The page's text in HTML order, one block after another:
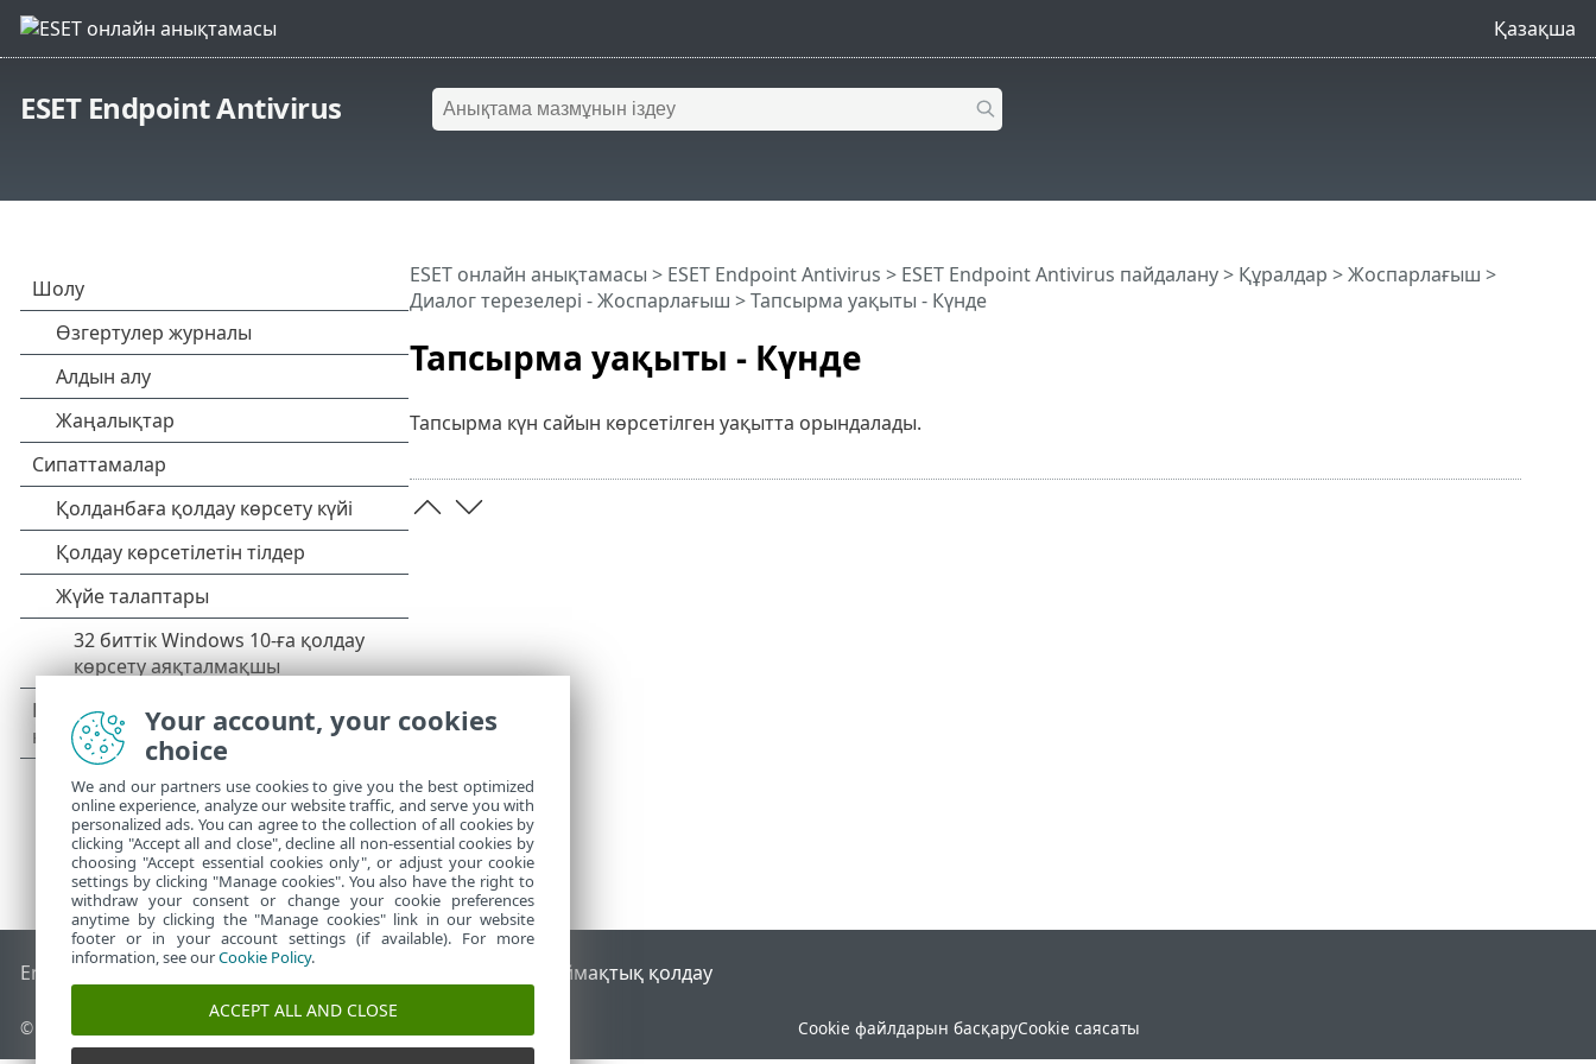
Қазақша
ESET Endpoint Antivirus
Тапсырма уақыты - Күнде
ESET онлайн анықтамасы > ESET Endpoint Antivirus > ESET Endpoint Antivirus пайдалану> Құралдар >Жоспарлағыш >
Диалог терезелері - Жоспарлағыш > Тапсырма уақыты - Күнде
Тапсырма күн сайын көрсетілген уақытта орындалады.
End of Life ESET білім қоры ESET форумы Аймақтық қолдау
© 1992 - 2026 ESET, spol. s r.o. - Барлық құқықтары қорғалған. Cookie файлдарын басқаруCookie саясаты
Your account, your cookies
choice
We and our partners use cookies to give you the best optimized
online experience, analyze our website traffic, and serve you with
personalized ads. You can agree to the collection of all cookies by
clicking "Accept all and close", decline all non-essential cookies by
choosing "Accept essential cookies only", or adjust your cookie
settings by clicking "Manage cookies". You also have the right to
withdraw your consent or change your cookie preferences
anytime by clicking the "Manage cookies" link in our website
footer or in your account settings (if available). For more
information, see ourCookie Policy.
ACCEPT ALL AND CLOSE